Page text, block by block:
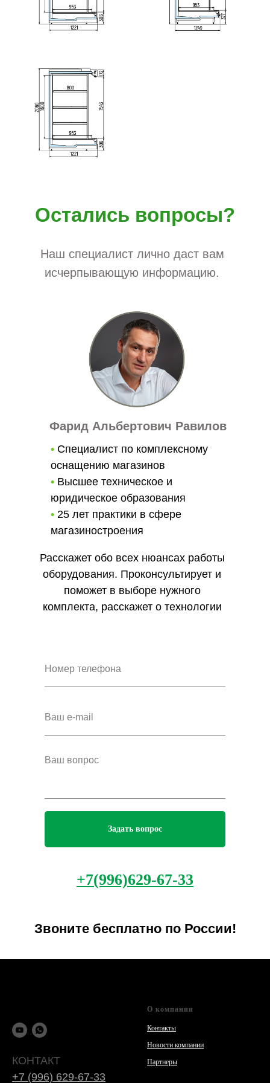
Фарид Альбертович Равилов
• Специалист по комплексному
оснащению магазинов
• Высшее техническое и
юридическое образования
• 25 лет практики в сфере
магазиностроения
Остались вопросы?
Наш специалист лично даст вам
исчерпывающую информацию.
Расскажет обо всех нюансах работы
оборудования. Проконсультирует и
поможет в выборе нужного
комплекта, расскажет о технологии
Задать вопрос
+7(996)629-67-33
Звоните бесплатно по России!
КОНТАКТ
+7 (996) 629-67-33
О компании
Контакты
Новости компании
Партнеры